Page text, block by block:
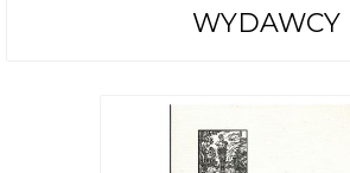
WYDAWCY